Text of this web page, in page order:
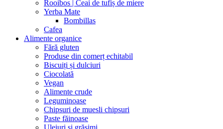
Rooibos | Ceai de tufiș de miere
Yerba Mate
Bombillas
Cafea
Alimente organice
Fără gluten
Produse din comerț echitabil
Biscuiți și dulciuri
Ciocolată
Vegan
Alimente crude
Leguminoase
Chipsuri de muesli chipsuri
Paste făinoase